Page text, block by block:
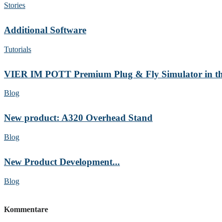
Stories
Additional Software
Tutorials
VIER IM POTT Premium Plug & Fly Simulator in
Blog
New product: A320 Overhead Stand
Blog
New Product Development...
Blog
Kommentare